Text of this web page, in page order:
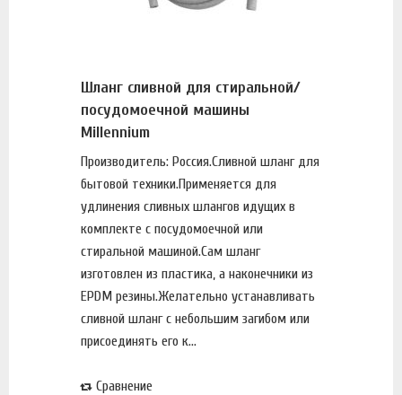
Шланг сливной для стиральной/
посудомоечной машины
Millennium
Производитель: Россия.Сливной шланг для
бытовой техники.Применяется для
удлинения сливных шлангов идущих в
комплекте с посудомоечной или
стиральной машиной.Сам шланг
изготовлен из пластика, а наконечники из
EPDM резины.Желательно устанавливать
сливной шланг с небольшим загибом или
присоединять его к...
Сравнение